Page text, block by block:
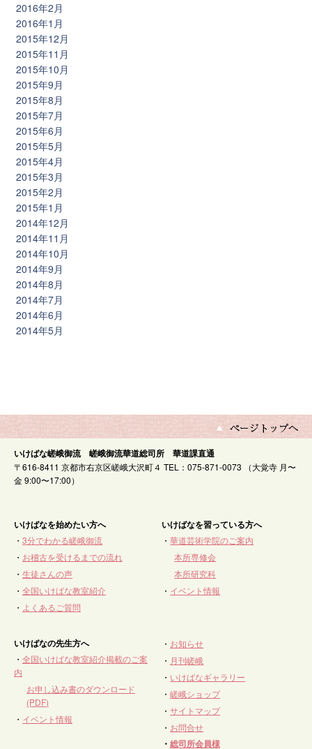
2016年2月
2016年1月
2015年12月
2015年11月
2015年10月
2015年9月
2015年8月
2015年7月
2015年6月
2015年5月
2015年4月
2015年3月
2015年2月
2015年1月
2014年12月
2014年11月
2014年10月
2014年9月
2014年8月
2014年7月
2014年6月
2014年5月
いけばな嵯峨御流 嵯峨御流華道総司所 華道課直通
〒616-8411 京都市右京区嵯峨大沢町４ TEL：075-871-0073 （大覚寺 月〜
金 9:00〜17:00）
いけばなを始めたい方へ
・ 3分でわかる嵯峨御流
・ お稽古を受けるまでの流れ
・ 生徒さんの声
・ 全国いけばな教室紹介
・ よくあるご質問
いけばなを習っている方へ
・華道芸術学院のご案内
本所専修会
本所研究科
・ イベント情報
いけばなの先生方へ
・ 全国いけばな教室紹介掲載のご案
内
お申し込み書のダウンロード
(PDF)
・ イベント情報
・ お知らせ
・ 月刊嵯峨
・ いけばなギャラリー
・嵯峨ショップ
・サイトマップ
・ お問合せ
・総司所会員様